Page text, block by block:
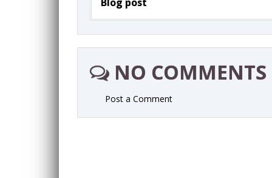
NO COMMENTS
Post a Comment